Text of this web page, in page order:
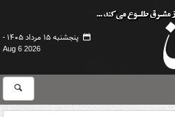
پنجشنبه ۱۵ مرداد ۱۴۰۵ -
Aug 6 2026